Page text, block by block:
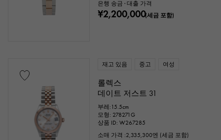
은행 송금 · 대출 가격
¥2,200,000(세금 포함)
재고 있음 중고 여성
롤렉스
데이트 저스트 31
부레:15.5cm
모형: 278271G
상품 ID: W267285
소매 가격 :2,335,300엔 (세금 포함)